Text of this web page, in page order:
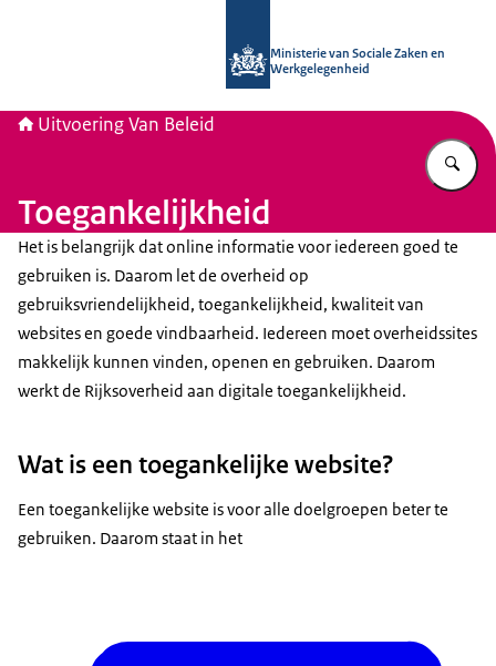
Ministerie van Sociale Zaken en
Werkgelegenheid
Uitvoering Van Beleid
Toegankelijkheid
Het is belangrijk dat online informatie voor iedereen goed te
gebruiken is. Daarom let de overheid op
gebruiksvriendelijkheid, toegankelijkheid, kwaliteit van
websites en goede vindbaarheid. Iedereen moet overheidssites
makkelijk kunnen vinden, openen en gebruiken. Daarom
werkt de Rijksoverheid aan digitale toegankelijkheid.
Wat is een toegankelijke website?
Een toegankelijke website is voor alle doelgroepen beter te
gebruiken. Daarom staat in het